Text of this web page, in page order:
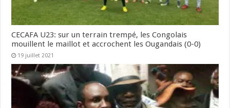
CECAFA U23: sur un terrain trempé, les Congolais
mouillent le maillot et accrochent les Ougandais (0-0)
19 juillet 2021